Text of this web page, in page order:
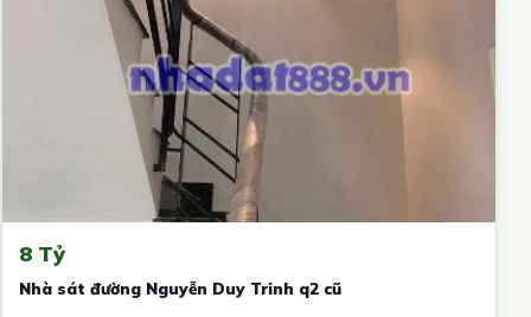
8 Tỷ
Nhà sát đường Nguyễn Duy Trinh q2 cũ